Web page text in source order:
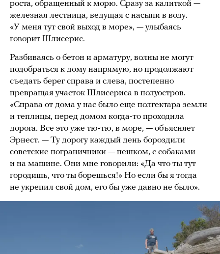
роста, обращенный к морю. Сразу за калиткой —
железная лестница, ведущая с насыпи в воду.
«У меня тут свой выход в море», — улыбаясь
говорит Шлисерис.
Разбиваясь о бетон и арматуру, волны не могут
подобраться к дому напрямую, но продолжают
съедать берег справа и слева, постепенно
превращая участок Шлисериса в полуостров.
«Справа от дома у нас было еще полгектара земли
и теплицы, перед домом когда-то проходила
дорога. Все это уже тю-тю, в море, — объясняет
Эрнест. — Ту дорогу каждый день бороздили
советские пограничники — пешком, с собаками
и на машине. Они мне говорили: «Да что ты тут
городишь, что ты борешься!» Но если бы я тогда
не укрепил свой дом, его бы уже давно не было».